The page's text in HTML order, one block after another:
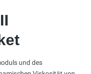
und des